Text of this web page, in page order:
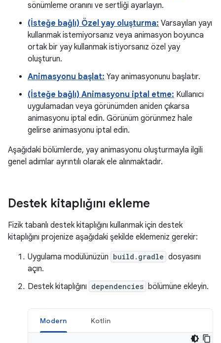
sönümleme oranını ve sertliği ayarlayın.
(İsteğe bağlı) Özel yay oluşturma: Varsayılan yayı
kullanmak istemiyorsanız veya animasyon boyunca
ortak bir yay kullanmak istiyorsanız özel yay
oluşturun.
Animasyonu başlat: Yay animasyonunu başlatır.
(İsteğe bağlı) Animasyonu iptal etme: Kullanıcı
uygulamadan veya görünümden aniden çıkarsa
animasyonu iptal edin. Görünüm görünmez hale
gelirse animasyonu iptal edin.
Aşağıdaki bölümlerde, yay animasyonu oluşturmayla ilgili
genel adımlar ayrıntılı olarak ele alınmaktadır.
Destek kitaplığını ekleme
Fizik tabanlı destek kitaplığını kullanmak için destek
kitaplığını projenize aşağıdaki şekilde eklemeniz gerekir:
Uygulama modülünüzün build.gradle dosyasını
açın.
Destek kitaplığını dependencies bölümüne ekleyin.
Modern Kotlin